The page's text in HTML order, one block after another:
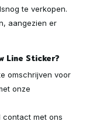
te verkopen.
aangezien er
Line Sticker?
omschrijven voor
onze
contact met ons